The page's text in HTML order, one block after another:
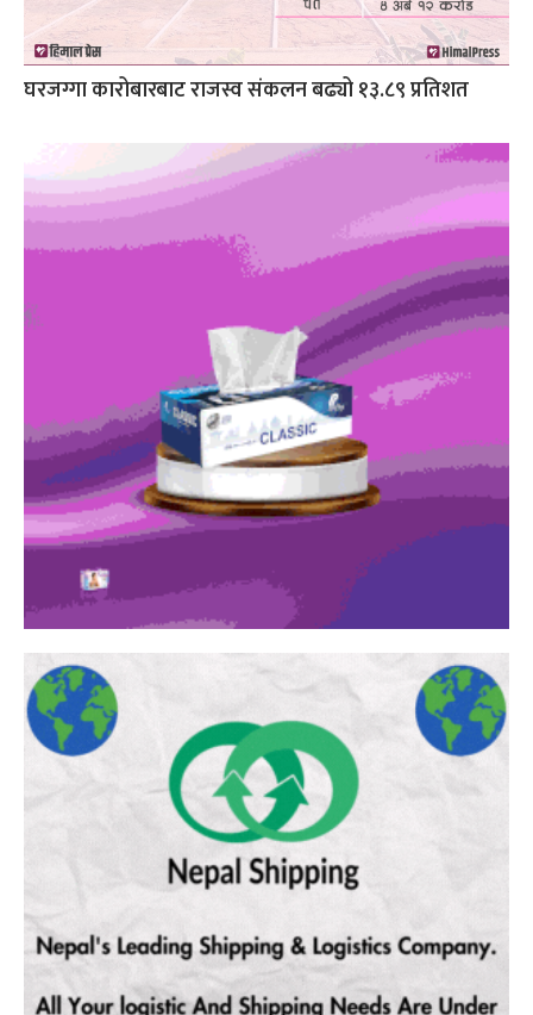
घरजग्गा कारोबारबाट राजस्व संकलन बढ्यो १३.८९ प्रतिशत